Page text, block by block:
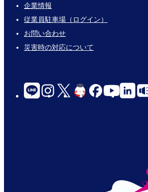
Footer
Links
企業情報
従業員駐車場（ログイン）
お問い合わせ
災害時の対応について
social-
links-